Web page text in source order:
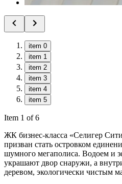
item 0
item 1
item 2
item 3
item 4
item 5
Item 1 of 6
ЖК бизнес-класса «Селигер
призван стать островком
шумного мегаполиса. Водоем и
украшают двор снаружи, а
деревом, экологически чистым